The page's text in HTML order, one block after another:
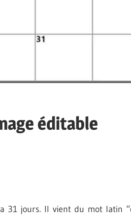
éditable
31 jours. Il vient du mot latin